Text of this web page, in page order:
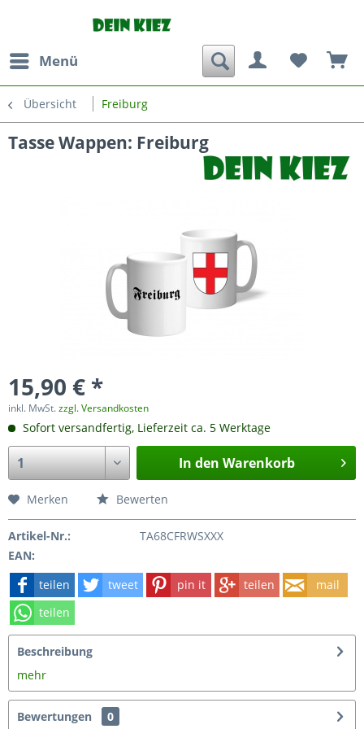
Menü
Übersicht Freiburg
Tasse Wappen: Freiburg
15,90 € *
inkl. MwSt.zzgl. Versandkosten
Sofort versandfertig, Lieferzeit ca. 5 Werktage
In den Warenkorb
Merken Bewerten
Artikel-Nr.:
TA68CFRWSXXX
EAN:
teilen
tweet pin it teilen
mail
teilen
Beschreibung
mehr
Bewertungen 0